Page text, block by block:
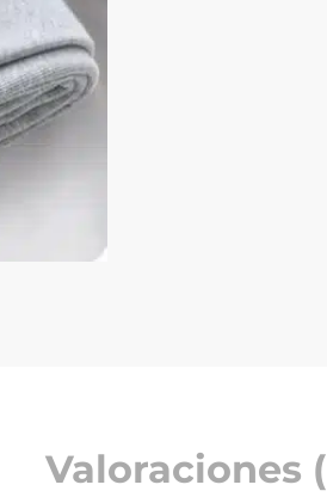
Valoraciones